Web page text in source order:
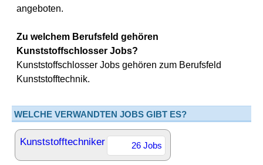
angeboten.
Zu welchem Berufsfeld gehören
Kunststoffschlosser Jobs?
Kunststoffschlosser Jobs gehören zum Berufsfeld
Kunststofftechnik.
WELCHE VERWANDTEN JOBS GIBT ES?
Kunststofftechniker 26 Jobs